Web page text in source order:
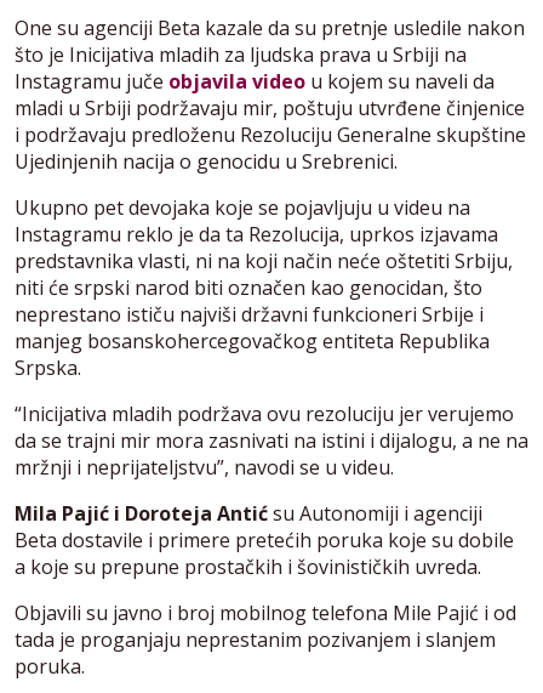
One su agenciji Beta kazale da su pretnje usledile nakon
što je Inicijativa mladih za ljudska prava u Srbiji na
Instagramu juče objavila video u kojem su naveli da
mladi u Srbiji podržavaju mir, poštuju utvrđene činjenice
i podržavaju predloženu Rezoluciju Generalne skupštine
Ujedinjenih nacija o genocidu u Srebrenici.
Ukupno pet devojaka koje se pojavljuju u videu na
Instagramu reklo je da ta Rezolucija, uprkos izjavama
predstavnika vlasti, ni na koji način neće oštetiti Srbiju,
niti će srpski narod biti označen kao genocidan, što
neprestano ističu najviši državni funkcioneri Srbije i
manjeg bosanskohercegovačkog entiteta Republika
Srpska.
“Inicijativa mladih podržava ovu rezoluciju jer verujemo
da se trajni mir mora zasnivati na istini i dijalogu, a ne na
mržnji i neprijateljstvu”, navodi se u videu.
Mila Pajić i Doroteja Antićsu Autonomiji i agenciji
Beta dostavile i primere pretećih poruka koje su dobile
a koje su prepune prostačkih i šovinističkih uvreda.
Objavili su javno i broj mobilnog telefona Mile Pajić i od
tada je proganjaju neprestanim pozivanjem i slanjem
poruka.